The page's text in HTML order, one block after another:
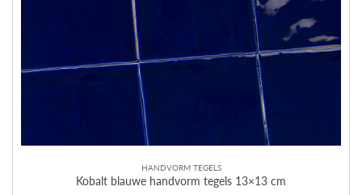
HANDVORM TEGELS
Kobalt blauwe handvorm tegels 13×13 cm